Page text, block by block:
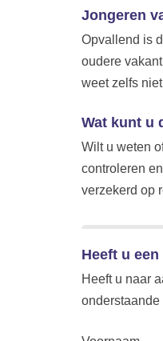
Jongeren
Opvallend is
oudere
weet zelfs
Wat kunt u
Wilt u weten
controleren
verzekerd op
Heeft u
Heeft u naar